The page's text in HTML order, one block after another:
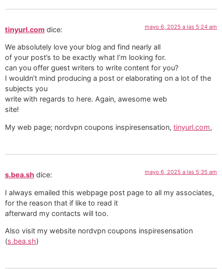
tinyurl.com dice: mayo 6, 2025 a las 5:24 am
We absolutely love your blog and find nearly all
of your post’s to be exactly what I’m looking for.
can you offer guest writers to write content for you?
I wouldn’t mind producing a post or elaborating on a lot of the
subjects you
write with regards to here. Again, awesome web
site!
My web page; nordvpn coupons inspiresensation, tinyurl.com,
s.bea.sh dice: mayo 6, 2025 a las 5:35 am
I always emailed this webpage post page to all my associates,
for the reason that if like to read it
afterward my contacts will too.
Also visit my website nordvpn coupons inspiresensation
(s.bea.sh)